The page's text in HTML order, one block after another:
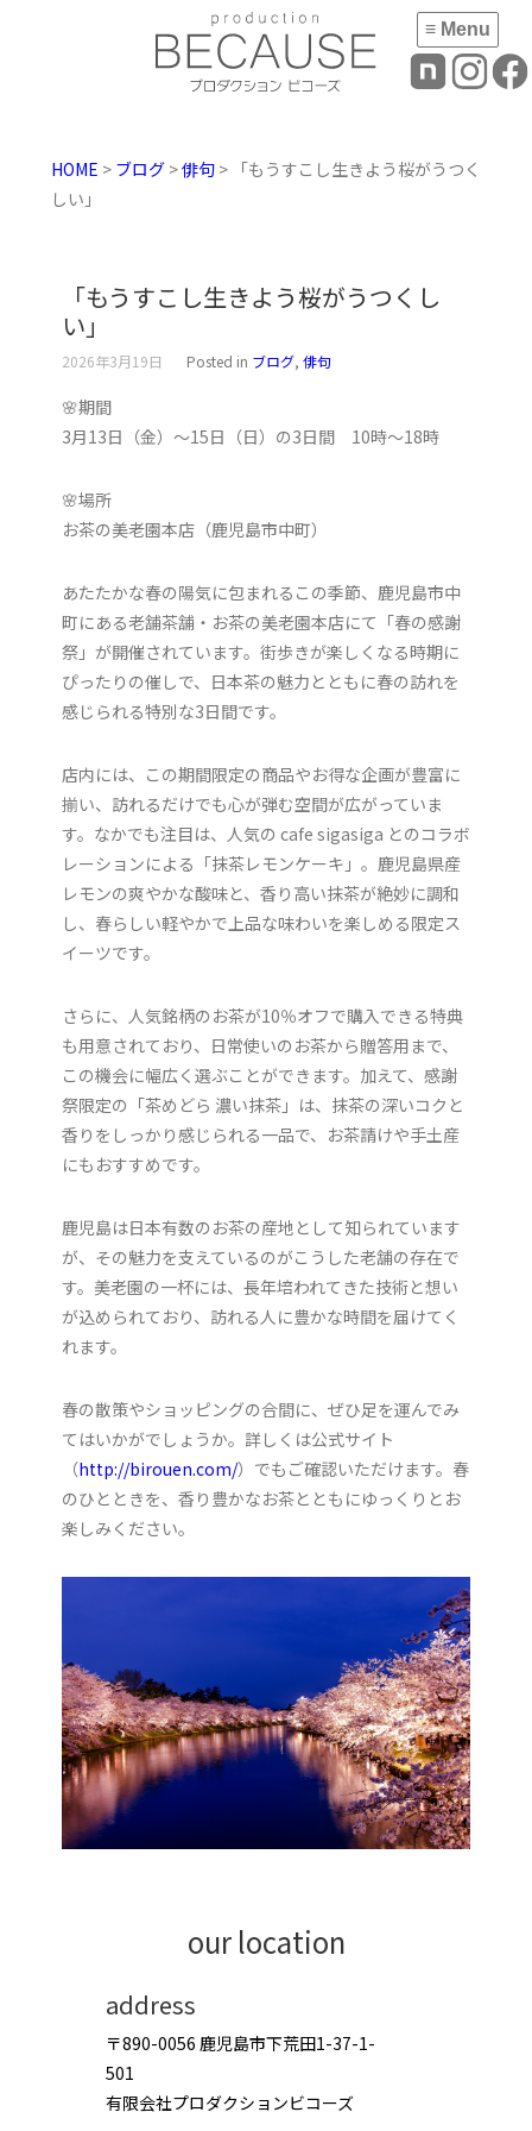
≡ Menu
HOME > ブログ >俳句 > 「もうすこし生きよう桜がうつく
しい」
「もうすこし生きよう桜がうつくし
い」
2026年3月19日 Posted in ブログ, 俳句
🌸期間
3月13日（金）～15日（日）の3日間 10時～18時
🌸場所
お茶の美老園本店（鹿児島市中町）
あたたかな春の陽気に包まれるこの季節、鹿児島市中
町にある老舗茶舗・お茶の美老園本店にて「春の感謝
祭」が開催されています。街歩きが楽しくなる時期に
ぴったりの催しで、日本茶の魅力とともに春の訪れを
感じられる特別な3日間です。
店内には、この期間限定の商品やお得な企画が豊富に
揃い、訪れるだけでも心が弾む空間が広がっていま
す。なかでも注目は、人気の cafe sigasiga とのコラボ
レーションによる「抹茶レモンケーキ」。鹿児島県産
レモンの爽やかな酸味と、香り高い抹茶が絶妙に調和
し、春らしい軽やかで上品な味わいを楽しめる限定ス
イーツです。
さらに、人気銘柄のお茶が10％オフで購入できる特典
も用意されており、日常使いのお茶から贈答用まで、
この機会に幅広く選ぶことができます。加えて、感謝
祭限定の「茶めどら 濃い抹茶」は、抹茶の深いコクと
香りをしっかり感じられる一品で、お茶請けや手土産
にもおすすめです。
鹿児島は日本有数のお茶の産地として知られています
が、その魅力を支えているのがこうした老舗の存在で
す。美老園の一杯には、長年培われてきた技術と想い
が込められており、訪れる人に豊かな時間を届けてく
れます。
春の散策やショッピングの合間に、ぜひ足を運んでみ
てはいかがでしょうか。詳しくは公式サイト
（http://birouen.com/）でもご確認いただけます。春
のひとときを、香り豊かなお茶とともにゆっくりとお
楽しみください。
our location
address
〒890-0056 鹿児島市下荒田1-37-1-
501
有限会社プロダクションビコーズ